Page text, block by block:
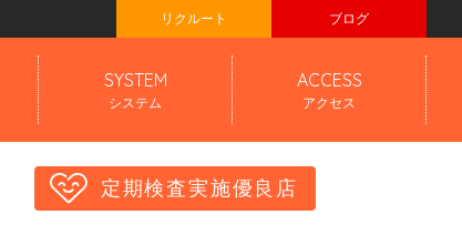
リクルート ブログ
SYSTEM
システム
ACCESS
アクセス
定期検査実施優良店